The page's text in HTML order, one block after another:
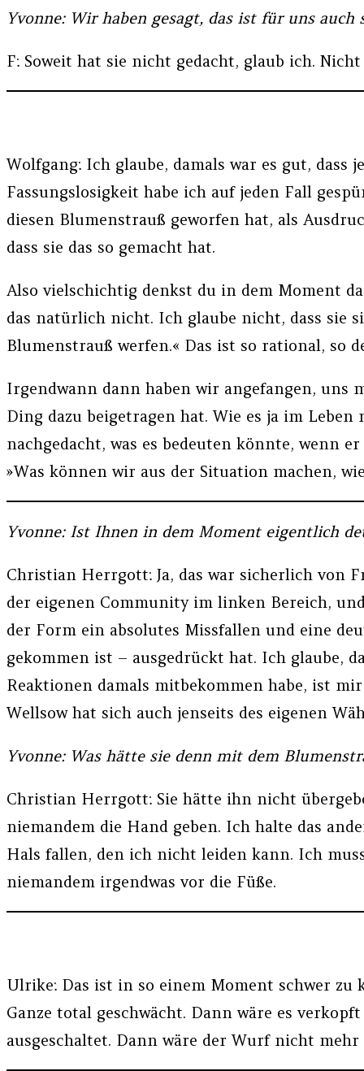
Yvonne: Wir haben gesagt, das ist für uns
F: Soweit hat sie nicht gedacht, glaub ich.
Wolfgang: Ich glaube, damals war es gut,
Fassungslosigkeit habe ich auf jeden Fall
diesen Blumenstrauß geworfen hat, als
dass sie das so gemacht hat.
Also vielschichtig denkst du in dem Moment
das natürlich nicht. Ich glaube nicht, dass sie
Blumenstrauß werfen.« Das ist so rational, so
Irgendwann dann haben wir angefangen, uns
Ding dazu beigetragen hat. Wie es ja im
nachgedacht, was es bedeuten könnte, wenn
»Was können wir aus der Situation machen,
Yvonne: Ist Ihnen in dem Moment eigentlich
Christian Herrgott: Ja, das war sicherlich von
der eigenen Community im linken Bereich,
der Form ein absolutes Missfallen und eine
gekommen ist – ausgedrückt hat. Ich glaube,
Reaktionen damals mitbekommen habe, ist
Wellsow hat sich auch jenseits des eigenen
Yvonne: Was hätte sie denn mit dem
Christian Herrgott: Sie hätte ihn nicht
niemandem die Hand geben. Ich halte das
Hals fallen, den ich nicht leiden kann. Ich
niemandem irgendwas vor die Füße.
Ulrike: Das ist in so einem Moment schwer
Ganze total geschwächt. Dann wäre es
ausgeschaltet. Dann wäre der Wurf nicht mehr